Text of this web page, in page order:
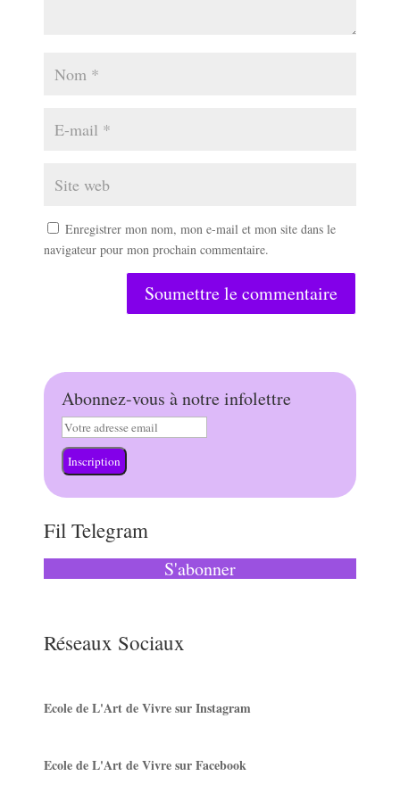
Abonnez-vous à notre infolettre
Inscription
Fil Telegram
S'abonner
Réseaux Sociaux
Ecole de L'Art de Vivre sur Instagram
Ecole de L'Art de Vivre sur Facebook
Enregistrer mon nom, mon e-mail et mon site dans le
navigateur pour mon prochain commentaire.
Soumettre le commentaire